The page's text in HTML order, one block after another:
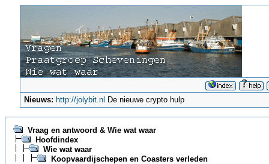
Nieuws: http://jolybit.nl De nieuwe crypto hulp
Vraag en antwoord & Wie wat waar
Hoofdindex
Wie wat waar
Koopvaardijschepen en Coasters verleden